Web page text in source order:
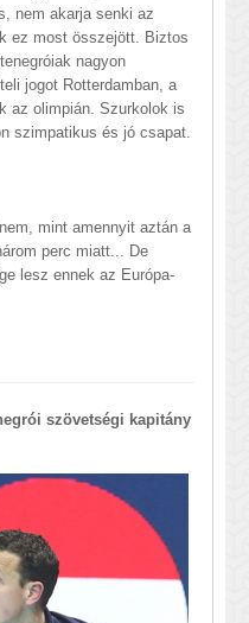
nem akarja senki az
ez most összejött. Biztos
nagyon
jogot Rotterdamban, a
az olimpián. Szurkolok is
szimpatikus és jó csapat.
mint amennyit aztán a
perc miatt... De
lesz ennek az Európa-
szövetségi kapitány